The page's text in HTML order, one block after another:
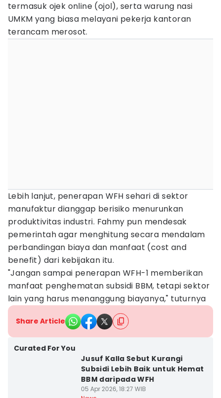
termasuk ojek online (ojol), serta warung nasi
UMKM yang biasa melayani pekerja kantoran
terancam merosot.
Lebih lanjut, penerapan WFH sehari di sektor
manufaktur dianggap berisiko menurunkan
produktivitas industri. Fahmy pun mendesak
pemerintah agar menghitung secara mendalam
perbandingan biaya dan manfaat (cost and
benefit) dari kebijakan itu.
"Jangan sampai penerapan WFH-1 memberikan
manfaat penghematan subsidi BBM, tetapi sektor
lain yang harus menanggung biayanya," tuturnya
Share Article
Curated For You
Jusuf Kalla Sebut Kurangi
Subsidi Lebih Baik untuk Hemat
BBM daripada WFH
05 Apr 2026, 18:27 WIB